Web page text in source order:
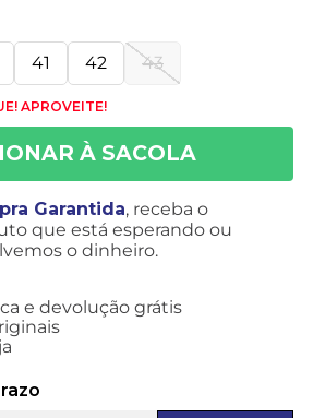
41 42 43
APROVEITE!
Garantida, receba o
que está esperando ou
o dinheiro.
e devolução grátis